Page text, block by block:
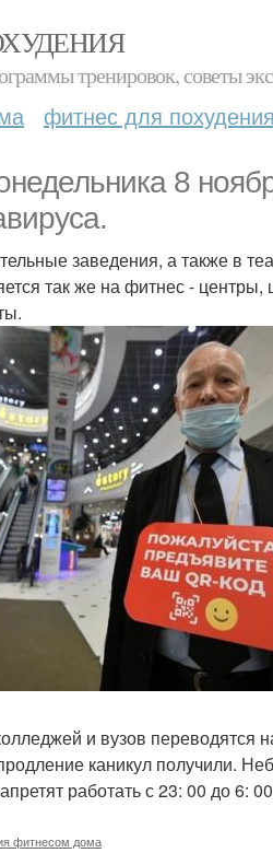
тренировок, советы
фитнес для похудения
8
заведения, а также в
так же на фитнес -
и вузов переводятся
каникул получили.
работать с 23: 00 до 6:
фитнесом дома